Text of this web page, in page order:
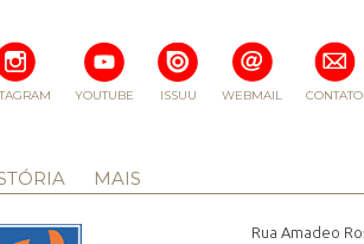
CONTATO
WEBMAIL
ISSUU
YOUTUBE
MAIS
Rua Amadeo